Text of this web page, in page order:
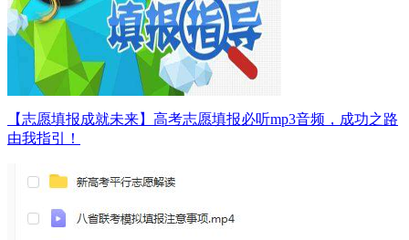
【志愿填报成就未来】高考志愿填报必听mp3音频，成功之路
由我指引！